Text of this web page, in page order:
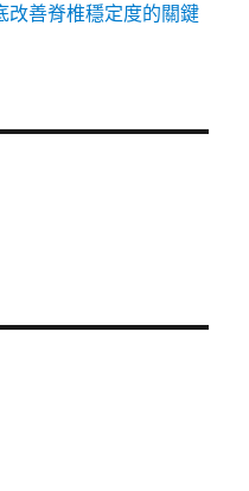
改善脊椎穩定度的關鍵